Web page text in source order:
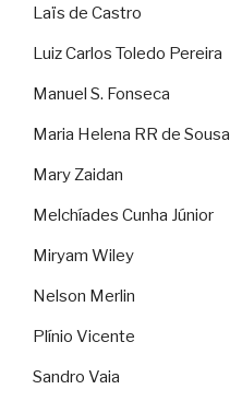
Laïs de Castro
Luiz Carlos Toledo Pereira
Manuel S. Fonseca
Maria Helena RR de Sousa
Mary Zaidan
Melchíades Cunha Júnior
Miryam Wiley
Nelson Merlin
Plínio Vicente
Sandro Vaia